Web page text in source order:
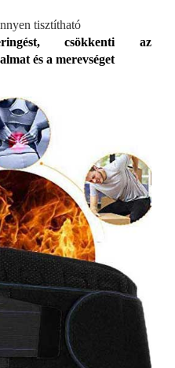
tisztítható
csökkenti az
és a merevséget